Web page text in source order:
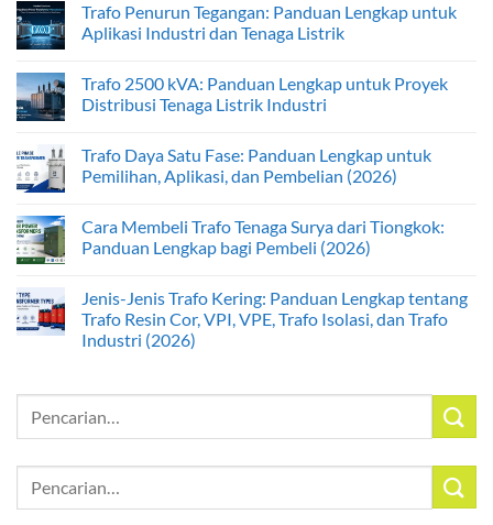
Trafo Penurun Tegangan: Panduan Lengkap untuk
Aplikasi Industri dan Tenaga Listrik
Trafo 2500 kVA: Panduan Lengkap untuk Proyek
Distribusi Tenaga Listrik Industri
Trafo Daya Satu Fase: Panduan Lengkap untuk
Pemilihan, Aplikasi, dan Pembelian (2026)
Cara Membeli Trafo Tenaga Surya dari Tiongkok:
Panduan Lengkap bagi Pembeli (2026)
Jenis-Jenis Trafo Kering: Panduan Lengkap tentang
Trafo Resin Cor, VPI, VPE, Trafo Isolasi, dan Trafo
Industri (2026)